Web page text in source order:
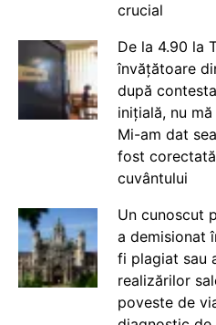
crucial
De la 4.90 la
învățătoare
după
inițială, nu
Mi-am dat
fost
cuvântului
Un cunoscut
a demisionat
fi plagiat sau
realizărilor
poveste de